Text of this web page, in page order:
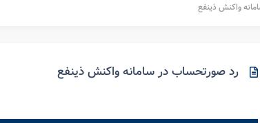
واکنش ذینفع
رد صورتحساب در سامانه واکنش ذینفع